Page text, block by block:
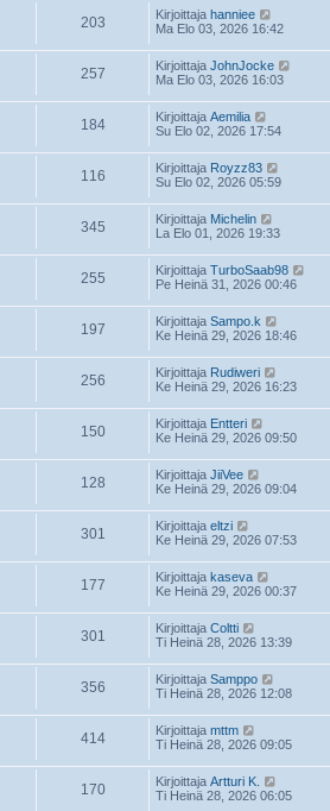
203 Kirjoittaja hanniee
Ma Elo 03, 2026 16:42
257 Kirjoittaja JohnJocke
Ma Elo 03, 2026 16:03
184 Kirjoittaja Aemilia
Su Elo 02, 2026 17:54
116 Kirjoittaja Royzz83
Su Elo 02, 2026 05:59
345 Kirjoittaja Michelin
La Elo 01, 2026 19:33
255 Kirjoittaja TurboSaab98
Pe Heinä 31, 2026 00:46
197 Kirjoittaja Sampo.k
Ke Heinä 29, 2026 18:46
256 Kirjoittaja Rudiweri
Ke Heinä 29, 2026 16:23
150 Kirjoittaja Entteri
Ke Heinä 29, 2026 09:50
128 Kirjoittaja JiiVee
Ke Heinä 29, 2026 09:04
301 Kirjoittaja eltzi
Ke Heinä 29, 2026 07:53
177 Kirjoittaja kaseva
Ke Heinä 29, 2026 00:37
301 Kirjoittaja Coltti
Ti Heinä 28, 2026 13:39
356 Kirjoittaja Samppo
Ti Heinä 28, 2026 12:08
414 Kirjoittaja mttm
Ti Heinä 28, 2026 09:05
170 Kirjoittaja Artturi K.
Ti Heinä 28, 2026 06:05